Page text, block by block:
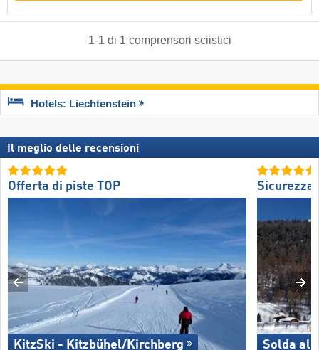
1-1 di 1 comprensori sciistici
Hotels: Liechtenstein
Il meglio delle recensioni
Offerta di piste TOP
KitzSki - Kitzbühel/​Kirchberg
Sicurezza
Solda